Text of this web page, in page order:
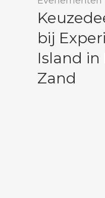
bij
Island in
Zand